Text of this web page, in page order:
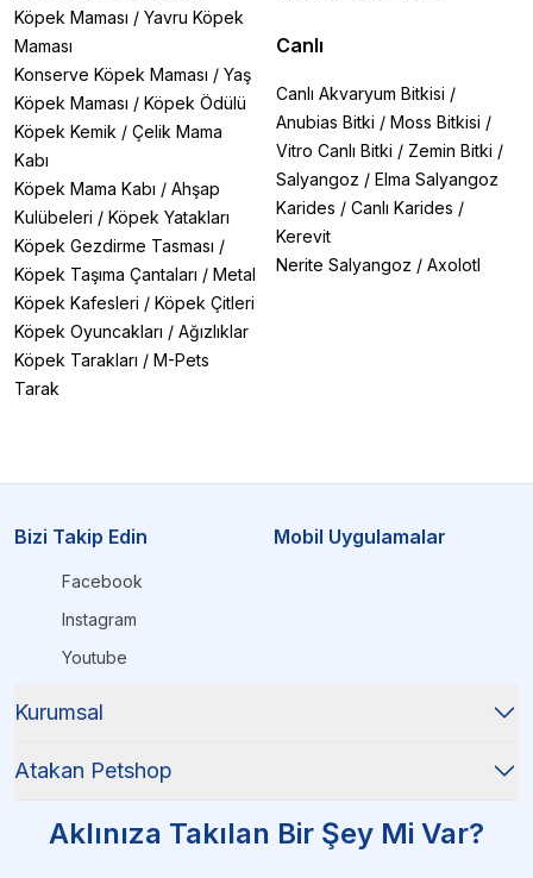
Neden Atakan Petshop?
Orijinal ve taze tarihli
Ever Clean ürünleri
Hızlı kargo ve güvenli alışveriş
Uzman desteğiylekedinizin ihtiyacına en uygun kum
seçimi
Kediniz İçin Temiz, Sizin İçin Konforlu: Ever Clean
Kedi Kumları Atakanpetshop’ta!
Kedinizin tuvalet alışkanlıklarına konfor katacak,
evinizde hijyen ve ferahlığı sağlayacak
kumlarınışimdi inceleyin. Lavanta esintili, kokusuz ya
da antibakteriyel seçeneklerle
ve dostunuzun beğenisine sunuluyor.
Köpek Maması / Yavru Köpek
Maması
Konserve Köpek Maması / Yaş
Köpek Maması / Köpek Ödülü
Köpek Kemik / Çelik Mama
Kabı
Köpek Mama Kabı / Ahşap
Kulübeleri / Köpek Yatakları
Köpek Gezdirme Tasması /
Köpek Taşıma Çantaları / Metal
Köpek Kafesleri / Köpek Çitleri
Köpek Oyuncakları / Ağızlıklar
Köpek Tarakları / M-Pets
Tarak
Canlı
Canlı Akvaryum Bitkisi /
Anubias Bitki / Moss Bitkisi /
Vitro Canlı Bitki / Zemin Bitki /
Salyangoz / Elma Salyangoz
Karides / Canlı Karides /
Kerevit
Nerite Salyangoz / Axolotl
Bizi Takip Edin
Facebook
Instagram
Youtube
Mobil Uygulamalar
Kurumsal
Atakan Petshop
Aklınıza Takılan Bir Şey Mi Var?